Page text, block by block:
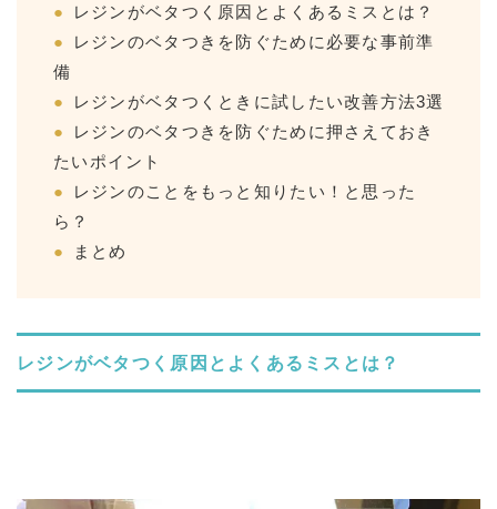
レジンがベタつく原因とよくあるミスとは？
レジンのベタつきを防ぐために必要な事前準
備
レジンがベタつくときに試したい改善方法3選
レジンのベタつきを防ぐために押さえておき
たいポイント
レジンのことをもっと知りたい！と思った
ら？
まとめ
レジンがベタつく原因とよくあるミス とは？